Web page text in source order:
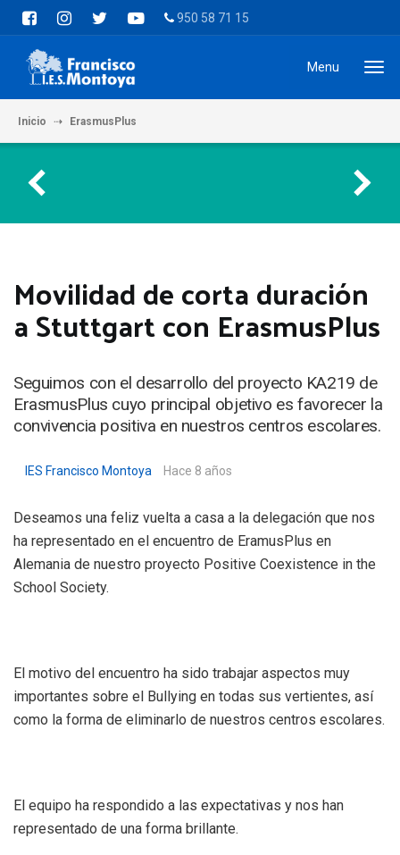
950 58 71 15
Menu
Inicio ErasmusPlus
Movilidad de corta duración
a Stuttgart con ErasmusPlus
Seguimos con el desarrollo del proyecto KA219 de
ErasmusPlus cuyo principal objetivo es favorecer la
convivencia positiva en nuestros centros escolares.
IES Francisco Montoya Hace 8 años
Deseamos una feliz vuelta a casa a la delegación que nos
ha representado en el encuentro de EramusPlus en
Alemania de nuestro proyecto Positive Coexistence in the
School Society.
El motivo del encuentro ha sido trabajar aspectos muy
importantes sobre el Bullying en todas sus vertientes, así
como la forma de eliminarlo de nuestros centros escolares.
El equipo ha respondido a las expectativas y nos han
representado de una forma brillante.